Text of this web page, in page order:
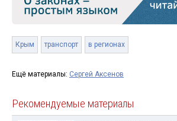
Крым транспорт в регионах
Ещё материалы: Сергей Аксенов
Рекомендуемые материалы